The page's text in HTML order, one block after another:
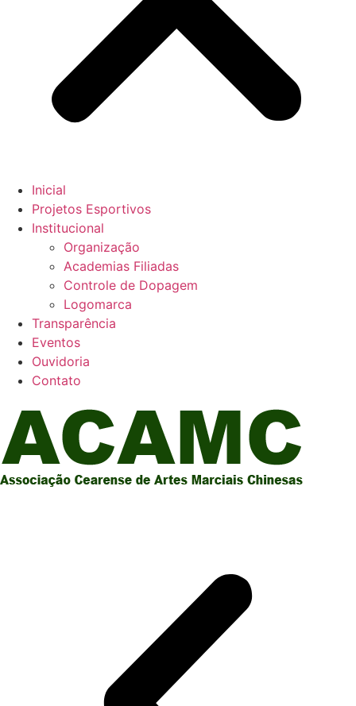
Inicial
Projetos Esportivos
Institucional
Organização
Academias Filiadas
Controle de Dopagem
Logomarca
Transparência
Eventos
Ouvidoria
Contato